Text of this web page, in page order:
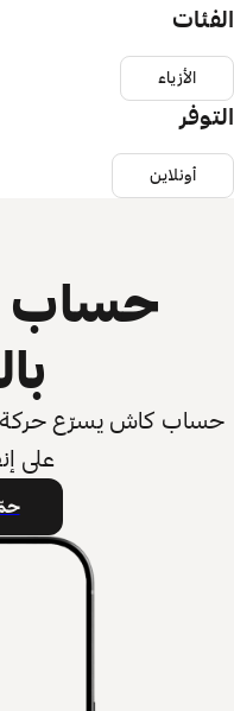
الفئات
الأزياء
التوفر
أونلاين
حساب
حساب كاش يسرّع حركة
على